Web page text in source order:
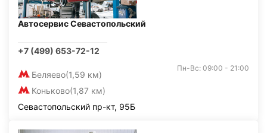
Автосервис Севастопольский
+7 (499) 653-72-12
Беляево(1,59 км)
Коньково(1,87 км)
Пн-Вс: 09:00 - 21:00
Севастопольский пр-кт, 95Б